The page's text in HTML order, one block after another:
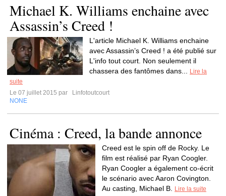
Michael K. Williams enchaine avec
Assassin’s Creed !
L'article Michael K. Williams enchaine
avec Assassin’s Creed ! a été publié sur
L'info tout court. Non seulement il
chassera des fantômes dans...
Lire la
suite
Le 07 juillet 2015 par
Linfotoutcourt
NONE
Cinéma : Creed, la bande annonce
Creed est le spin off de Rocky. Le
film est réalisé par Ryan Coogler.
Ryan Coogler a également co-écrit
le scénario avec Aaron Covington.
Au casting, Michael B.
Lire la suite